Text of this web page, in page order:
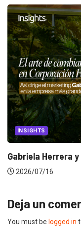
INSIGHTS
Gabriela Herrera
2026/07/16
Deja un
You must be logged in